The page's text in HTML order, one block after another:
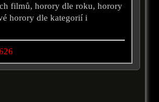
filmů, horory dle roku, horory
horory dle kategorií i